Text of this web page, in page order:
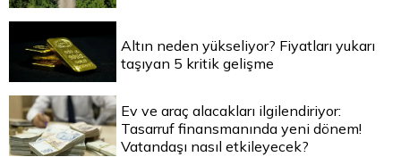
Altın neden yükseliyor? Fiyatları yukarı
taşıyan 5 kritik gelişme
Ev ve araç alacakları ilgilendiriyor:
Tasarruf finansmanında yeni dönem!
Vatandaşı nasıl etkileyecek?